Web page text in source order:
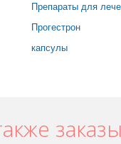
Препараты для
Прогестрон
капсулы